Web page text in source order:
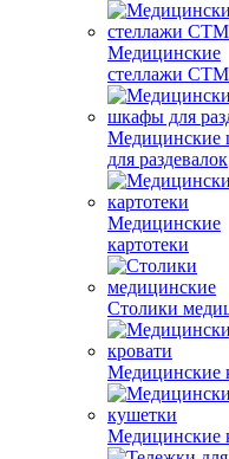
Медицинские
стеллажи
Медицинские
для раздевалок
Медицинские
картотеки
Столики
Медицинские
Медицинские